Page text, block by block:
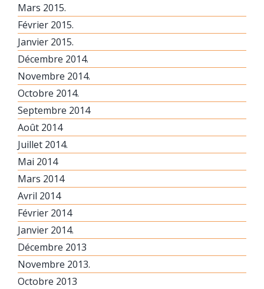
Mars 2015.
Février 2015.
Janvier 2015.
Décembre 2014.
Novembre 2014.
Octobre 2014.
Septembre 2014
Août 2014
Juillet 2014.
Mai 2014
Mars 2014
Avril 2014
Février 2014
Janvier 2014.
Décembre 2013
Novembre 2013.
Octobre 2013